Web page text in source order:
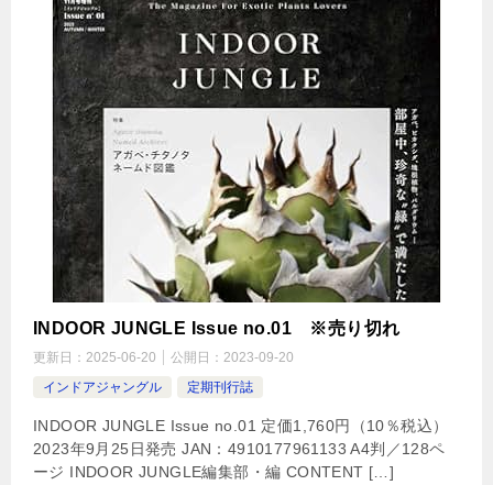
INDOOR JUNGLE Issue no.01 ※売り切れ
更新日： 2025-06-20 公開日： 2023-09-20
インドアジャングル
定期刊行誌
INDOOR JUNGLE Issue no.01 定価1,760円（10％税込）
2023年9月25日発売 JAN：4910177961133 A4判／128ペ
ージ INDOOR JUNGLE編集部・編 CONTENT […]